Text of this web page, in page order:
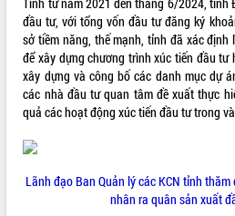
HỆ THỐNG VĂN BẢN
VĂN BẢN HĐND TỈNH
ĐIỂM TIN VĂN BẢN
QUY HOẠCH - KẾ HOẠCH
đầu tư, với tổng vốn đầu tư đăng ký
sở tiềm năng, thế mạnh, tỉnh đã xác
để xây dựng chương trình xúc tiến đầu
xây dựng và công bố các danh mục dự
các nhà đầu tư quan tâm đề xuất thực
quả các hoạt động xúc tiến đầu tư trong
Lãnh đạo Ban Quản lý các KCN tỉnh
nhân ra quân sản xuất